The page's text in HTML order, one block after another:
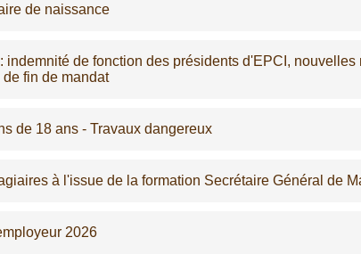
de naissance
indemnité de fonction des présidents d'EPCI, nouvelles
fin de mandat
de 18 ans - Travaux dangereux
à l'issue de la formation Secrétaire Général de
2026